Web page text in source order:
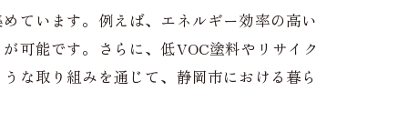
ています。例えば、エネルギー効率の高い
可能です。さらに、低VOC塗料やリサイク
な取り組みを通じて、静岡市における暮ら